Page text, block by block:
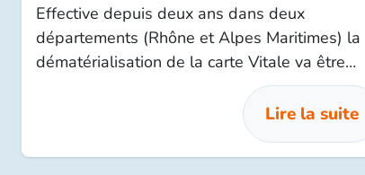
Effective depuis deux ans dans deux
départements (Rhône et Alpes Maritimes) la
dématérialisation de la carte Vitale va être
étendue à 10 autres départements dès le
Lire la suite